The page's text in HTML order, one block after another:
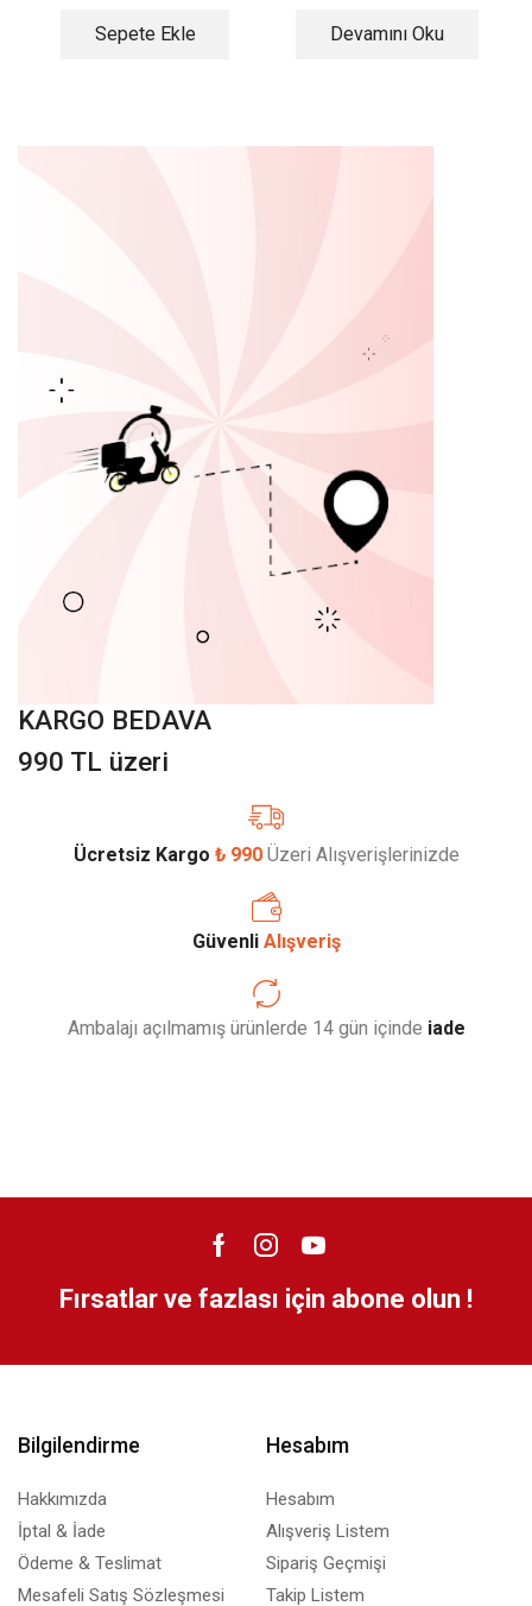
Sepete Ekle Devamını Oku
KARGO BEDAVA
990 TL üzeri
Ücretsiz Kargo ₺ 990Üzeri Alışverişlerinizde
Güvenli Alışveriş
Ambalajı açılmamış ürünlerde 14 gün içinde iade
Fırsatlar ve fazlası için abone olun !
Bilgilendirme
Hakkımızda
İptal & İade
Ödeme & Teslimat
Mesafeli Satış Sözleşmesi
Hesabım
Hesabım
Alışveriş Listem
Sipariş Geçmişi
Takip Listem